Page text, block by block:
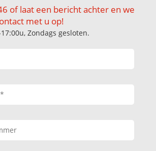
of laat een bericht achter en we
met u op!
Zondags gesloten.